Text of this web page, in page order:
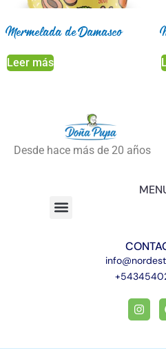
Mermelada de Damasco
Leer más
Desde hace más de 20 años